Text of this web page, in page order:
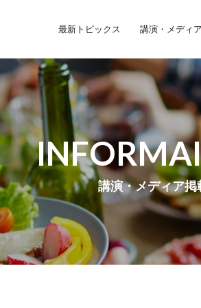
最新トピックス 講演・メディ
講演・メディア掲